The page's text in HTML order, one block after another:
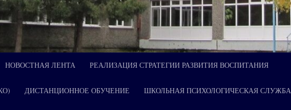
НОВОСТНАЯ ЛЕНТА РЕАЛИЗАЦИЯ СТРАТЕГИИ РАЗВИТИЯ ВОСПИТАНИЯ
ДИСТАНЦИОННОЕ ОБУЧЕНИЕ ШКОЛЬНАЯ ПСИХОЛОГИЧЕСКАЯ СЛУЖБА